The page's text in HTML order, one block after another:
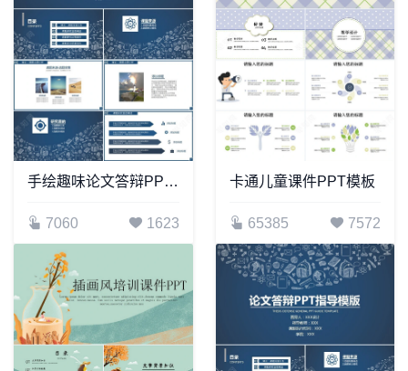
手绘趣味论文答辩PPT模板汇报演讲工作报告模板
7060 1623
卡通儿童课件PPT模板
65385 7572